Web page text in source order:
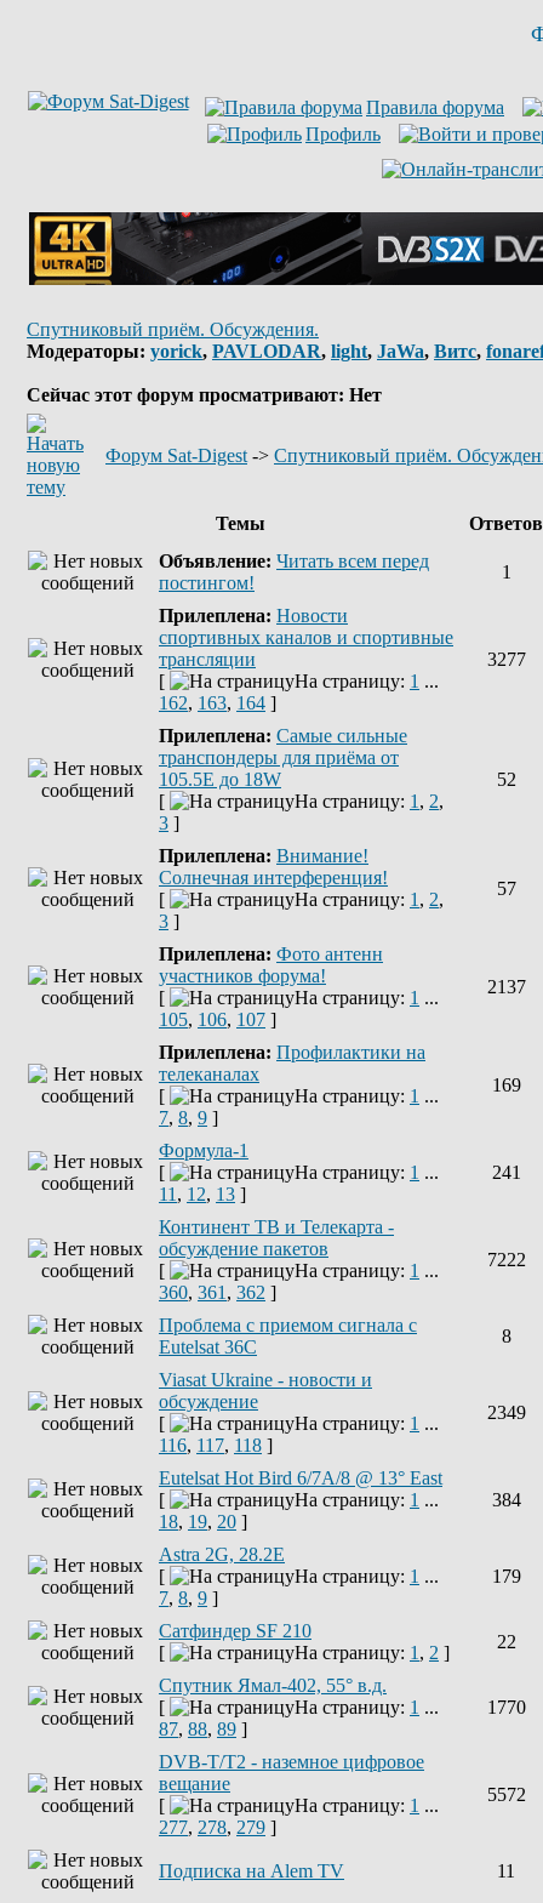
Правила форума
Профиль
Спутниковый приём. Обсуждения.
Модераторы: yorick, PAVLODAR, light, JaWa, Витс,
Сейчас этот форум просматривают: Нет
Форум Sat-Digest -> Спутниковый приём.
Темы
Объявление: Читать всем перед
постингом!
1
Прилеплена: Новости
спортивных каналов и спортивные
трансляции
[
На страницу: 1 ...
162, 163, 164 ]
3277
Прилеплена: Самые сильные
транспондеры для приёма от
105.5Е до 18W
[
На страницу: 1 , 2,
3 ]
52
Прилеплена: Внимание!
Солнечная интерференция!
[
На страницу: 1 , 2,
3 ]
57
Прилеплена: Фото антенн
участников форума!
[
На страницу: 1 ...
105, 106, 107 ]
2137
Прилеплена: Профилактики на
телеканалах
[
На страницу: 1 ...
7, 8, 9 ]
169
Формула-1
[
На страницу: 1 ...
11 , 12, 13 ]
241
Континент ТВ и Телекарта -
обсуждение пакетов
[
На страницу: 1 ...
360, 361 , 362 ]
7222
Проблема с приемом сигнала с
Eutelsat 36C
8
Viasat Ukraine - новости и
обсуждение
[
На страницу: 1 ...
116, 117, 118 ]
2349
Eutelsat Hot Bird 6/7A/8 @ 13° East
[
На страницу: 1 ...
18, 19, 20 ]
384
Astra 2G, 28.2E
[
На страницу: 1 ...
7, 8, 9 ]
179
Сатфиндер SF 210
[
На страницу: 1 , 2 ]
22
Спутник Ямал-402, 55° в.д.
[
На страницу: 1 ...
87, 88, 89 ]
1770
DVB-T/T2 - наземное цифровое
вещание
[
На страницу: 1 ...
277, 278, 279 ]
5572
Подписка на Alem TV 11